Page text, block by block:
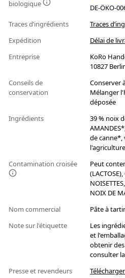
biologique
DE-ÖKO-
Traces d’ingrédients
Traces
Expédition
Délai de
Entreprise
KoRo
10827
Conseils de
conservation
Conserver
Mélanger
déposée
Ingrédients
39 % noix
de
Contamination croisée
Peut
NOIX DE
Nom commercial
Pâte à
Note sur l'étiquette
Les
et
obtenir
consulter
Presse et revendeurs